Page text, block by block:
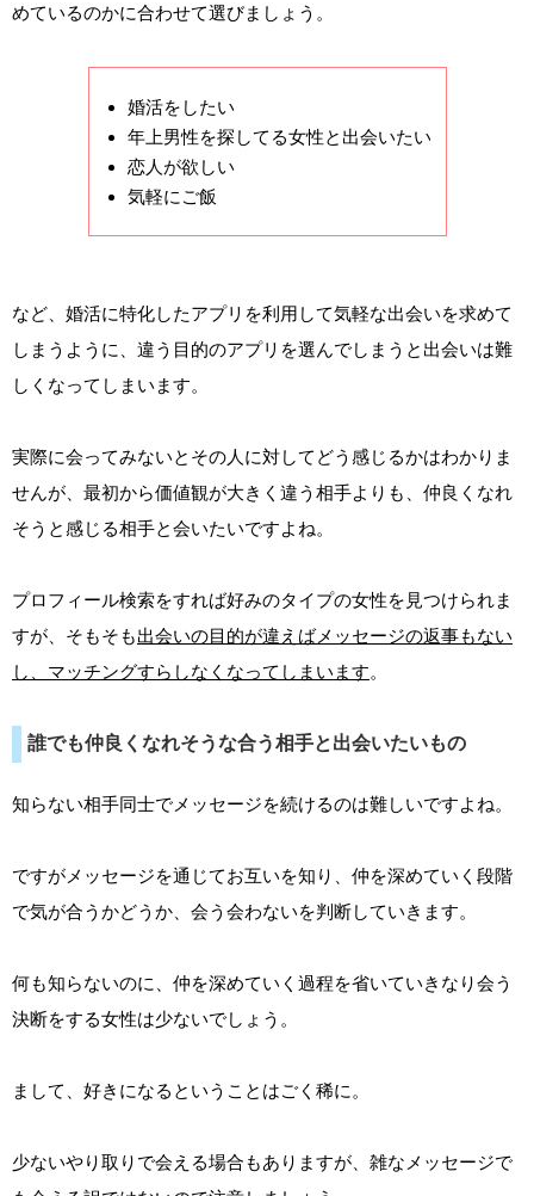
めているのかに合わせて選びましょう。
婚活をしたい
年上男性を探してる女性と出会いたい
恋人が欲しい
気軽にご飯
など、婚活に特化したアプリを利用して気軽な出会いを求めて
しまうように、違う目的のアプリを選んでしまうと出会いは難
しくなってしまいます。
実際に会ってみないとその人に対してどう感じるかはわかりま
せんが、最初から価値観が大きく違う相手よりも、仲良くなれ
そうと感じる相手と会いたいですよね。
プロフィール検索をすれば好みのタイプの女性を見つけられま
すが、そもそも出会いの目的が違えばメッセージの返事もない
し、マッチングすらしなくなってしまいます。
誰でも仲良くなれそうな合う相手と出会いたいもの
知らない相手同士でメッセージを続けるのは難しいですよね。
ですがメッセージを通じてお互いを知り、仲を深めていく段階
で気が合うかどうか、会う会わないを判断していきます。
何も知らないのに、仲を深めていく過程を省いていきなり会う
決断をする女性は少ないでしょう。
まして、好きになるということはごく稀に。
少ないやり取りで会える場合もありますが、雑なメッセージで